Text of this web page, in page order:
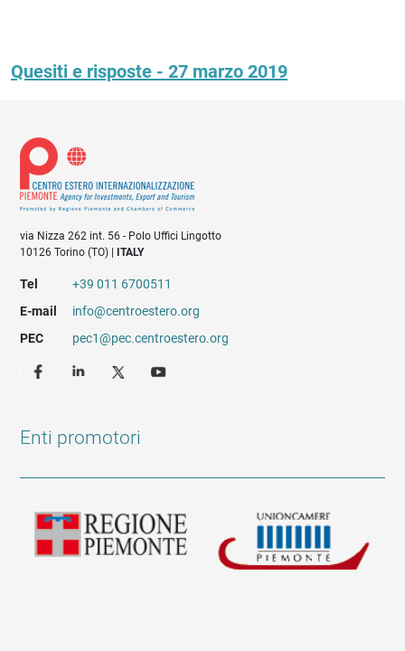
Quesiti e risposte - 27 marzo 2019
via Nizza 262 int. 56 - Polo Uffici Lingotto
10126 Torino (TO) |
ITALY
Tel
+39 011 6700511
E-mail
info@centroestero.org
PEC
pec1@pec.centroestero.org
Enti promotori